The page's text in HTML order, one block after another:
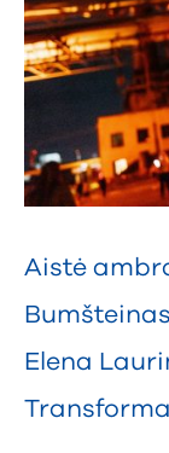
Aistė
Elena